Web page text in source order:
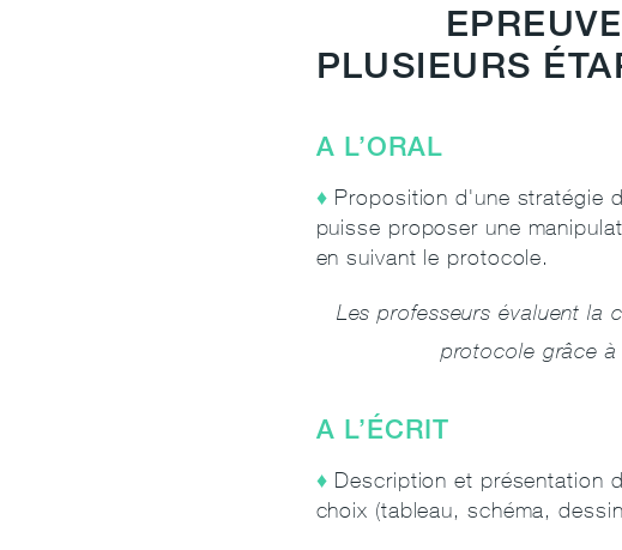
PLUSIEURS
A L’ORAL
Proposition d'une stratégie
puisse proposer une
en suivant le protocole.
Les professeurs évaluent la
protocole grâce à
A L’ÉCRIT
Description et présentation
choix (tableau, schéma,